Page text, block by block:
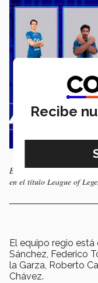
El equipo Project ONE del
en el título League of
El equipo regio
Sánchez, Federico
la Garza, Roberto
Chávez.
Recibe